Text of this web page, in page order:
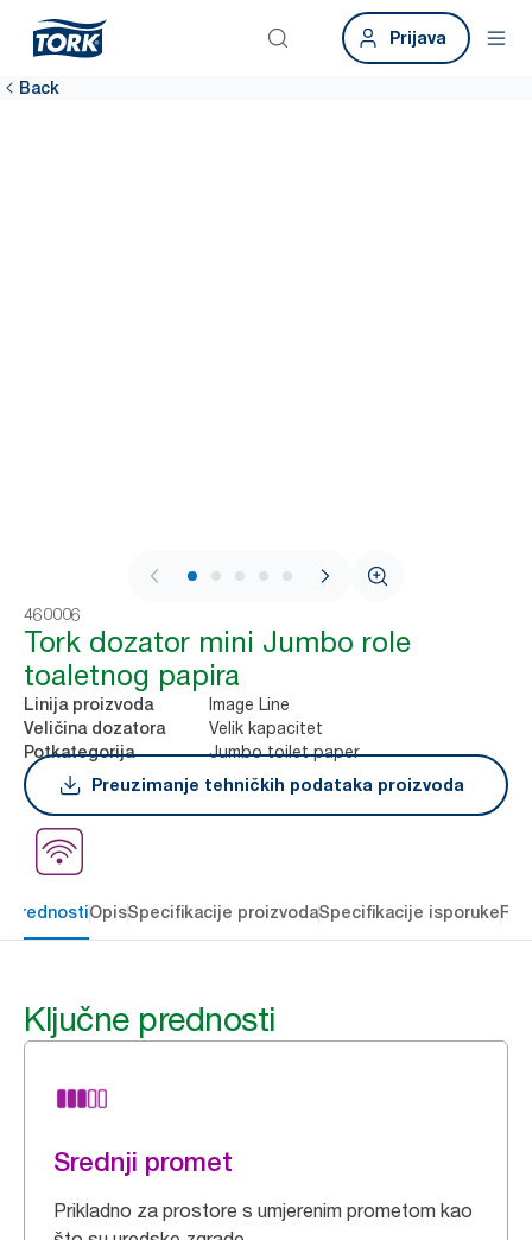
Prijava
Back
1 / 8
460006
Tork dozator mini Jumbo role
toaletnog papira
Linija proizvoda Image Line
Veličina dozatora Velik kapacitet
Potkategorija
Jumbo toilet paper
Preuzimanje tehničkih podataka proizvoda
prednostiOpisSpecifikacije proizvodaSpecifikacije isporuke
Ključne prednosti
Srednji promet
Prikladno za prostore s umjerenim prometom kao